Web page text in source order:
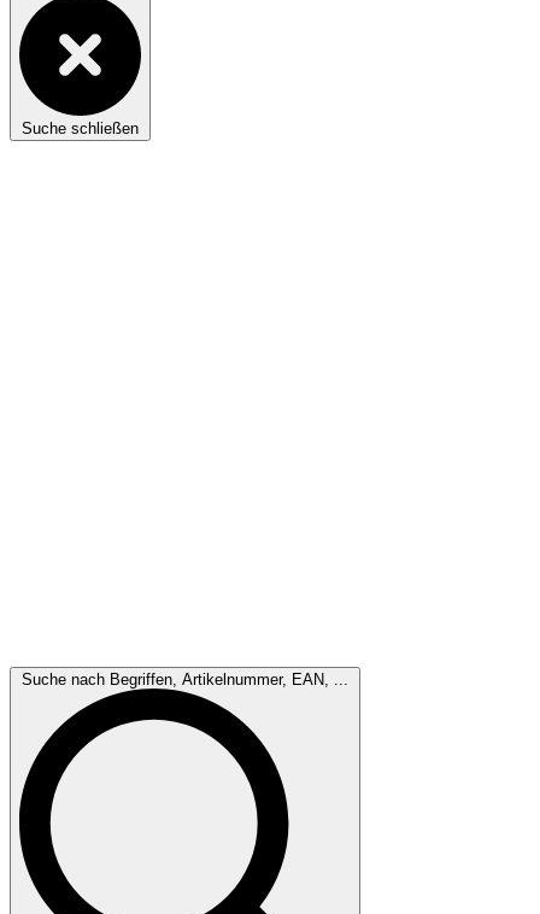
Suche schließen
Suche nach Begriffen, Artikelnummer, EAN, ...